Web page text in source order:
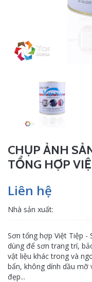
CHỤP ẢNH
TỔNG HỢP
Liên hệ
Nhà sản xuất:
Sơn tổng hợp Việt Tiệp -
dùng để sơn trang trí,
vật liệu khác trong và
bẩn, không dính dầu
đẹp...